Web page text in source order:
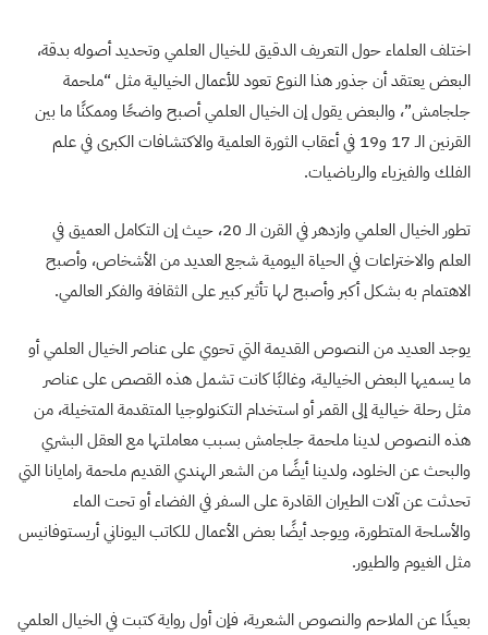
اختلف العلماء حول التعريف الدقيق للخيال العلمي وتحديد أصوله بدقة،
البعض يعتقد أن جذور هذا النوع تعود للأعمال الخيالية مثل “ملحمة
جلجامش”، والبعض يقول إن الخيال العلمي أصبح واضحًا وممكنًا ما بين
القرنين الـ 17 و19 في أعقاب الثورة العلمية والاكتشافات الكبرى في علم
الفلك والفيزياء والرياضيات.
تطور الخيال العلمي وازدهر في القرن الـ 20، حيث إن التكامل العميق في
العلم والاختراعات في الحياة اليومية شجع العديد من الأشخاص، وأصبح
الاهتمام به بشكل أكبر وأصبح لها تأثير كبير على الثقافة والفكر العالمي.
يوجد العديد من النصوص القديمة التي تحوي على عناصر الخيال العلمي أو
ما يسميها البعض الخيالية، وغالبًا كانت تشمل هذه القصص على عناصر
مثل رحلة خيالية إلى القمر أو استخدام التكنولوجيا المتقدمة المتخيلة، من
هذه النصوص لدينا ملحمة جلجامش بسبب معاملتها مع العقل البشري
والبحث عن الخلود، ولدينا أيضًا من الشعر الهندي القديم ملحمة رامايانا التي
تحدثت عن آلات الطيران القادرة على السفر في الفضاء أو تحت الماء
والأسلحة المتطورة، ويوجد أيضًا بعض الأعمال للكاتب اليوناني أريستوفانيس
مثل الغيوم والطيور.
بعيدًا عن الملاحم والنصوص الشعرية، فإن أول رواية كتبت في الخيال العلمي